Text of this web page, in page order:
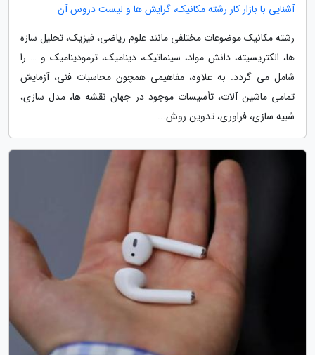
آشنایی با بازار کار رشته مکانیک، گرایش ها و لیست دروس آن
رشته مکانیک موضوعات مختلفی مانند علوم ریاضی، فیزیک، تحلیل سازه
ها، الکتریسیته، دانش مواد، سینماتیک، دینامیک، ترمودینامیک و … را
شامل می گردد. به علاوه، مفاهیمی همچون محاسبات فنی، آزمایش
تمامی ماشین آلات، تأسیسات موجود در جهان نقشه ها، مدل سازی،
شبیه سازی، فراوری، تدوین روش...